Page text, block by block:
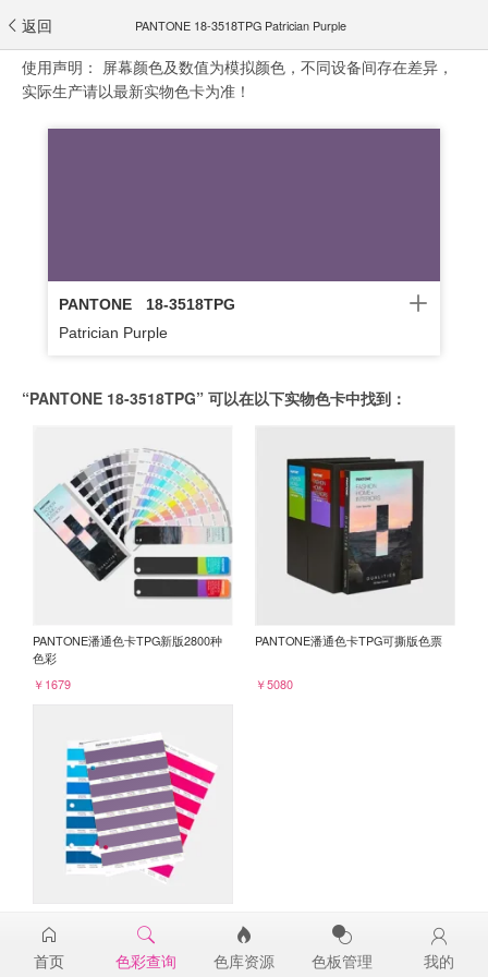
返回 PANTONE 18-3518TPG Patrician Purple
使用声明： 屏幕颜色及数值为模拟颜色，不同设备间存在差异，
实际生产请以最新实物色卡为准！
PANTONE
18-3518TPG
Patrician Purple
“PANTONE 18-3518TPG” 可以在以下实物色卡中找到：
PANTONE潘通色卡TPG新版2800种
色彩
￥1679
PANTONE潘通色卡TPG可撕版色票
￥5080
18-3518TPG
￥98
首页 色彩查询 色库资源 色板管理 我的